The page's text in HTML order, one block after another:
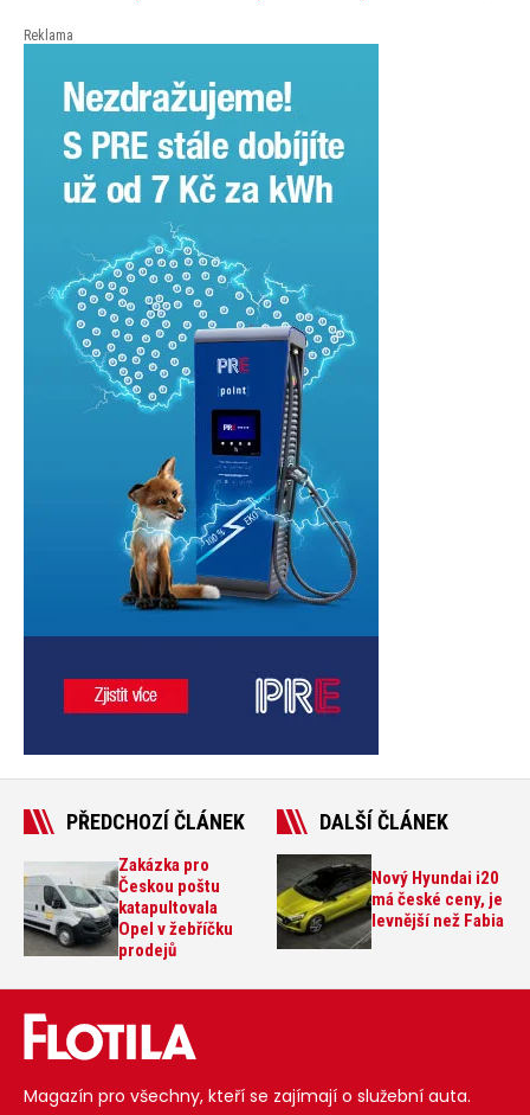
Reklama
PŘEDCHOZÍ ČLÁNEK
Zakázka pro
Českou poštu
katapultovala
Opel v žebříčku
prodejů
DALŠÍ ČLÁNEK
Nový Hyundai i20
má české ceny, je
levnější než Fabia
Magazín pro všechny, kteří se zajímají o služební auta.